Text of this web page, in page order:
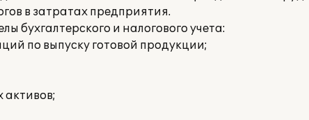
в затратах предприятия.
бухгалтерского и налогового учета:
по выпуску готовой продукции;
активов;